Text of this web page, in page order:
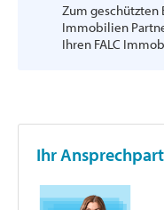
Zum geschützten
Immobilien
Ihren FALC
Ihr